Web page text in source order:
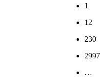
1
12
230
…